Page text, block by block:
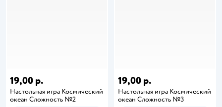
19,00 р.
Настольная игра Космический
океан Сложность №2
19,00 р.
Настольная игра Космический
океан Сложность №3